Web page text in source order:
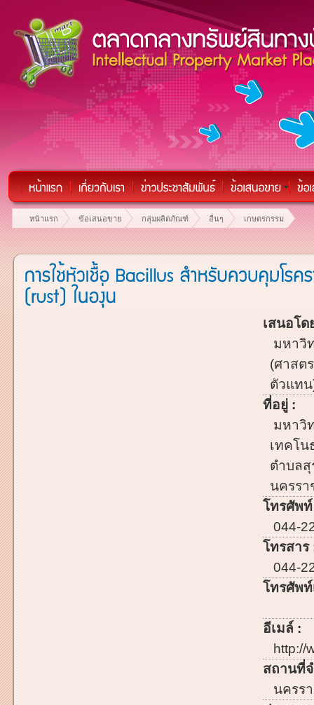
หน้าแรก ข้อเสนอขาย กลุ่มผลิตภัณฑ์ อื่นๆ เกษตรกรรม
เสนอโด
มหาวิ
(ศาสต
ตัวแท
ที่อยู่ :
มหาวิ
เทคโน
ตำบลสุ
นครรา
โทรศัพ
044-
โทรสาร
044-
โทรศัพ
อีเมล์ :
http://
สถานที่
นครร